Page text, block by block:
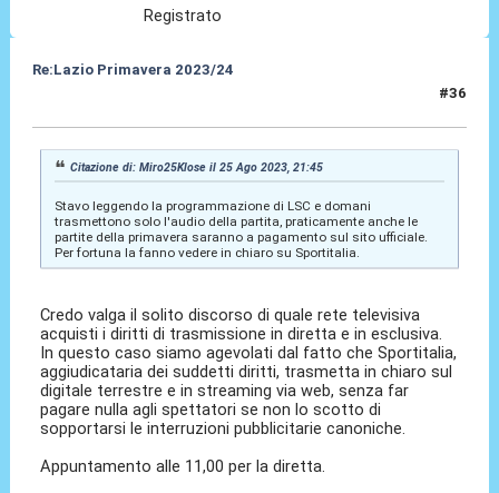
Registrato
Re:Lazio Primavera 2023/24
#36
Citazione di: Miro25Klose il 25 Ago 2023, 21:45
Stavo leggendo la programmazione di LSC e domani
trasmettono solo l'audio della partita, praticamente anche le
partite della primavera saranno a pagamento sul sito ufficiale.
Per fortuna la fanno vedere in chiaro su Sportitalia.
Credo valga il solito discorso di quale rete televisiva
acquisti i diritti di trasmissione in diretta e in esclusiva.
In questo caso siamo agevolati dal fatto che Sportitalia,
aggiudicataria dei suddetti diritti, trasmetta in chiaro sul
digitale terrestre e in streaming via web, senza far
pagare nulla agli spettatori se non lo scotto di
sopportarsi le interruzioni pubblicitarie canoniche.
Appuntamento alle 11,00 per la diretta.